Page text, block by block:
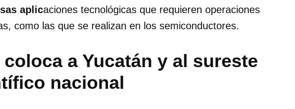
aplicaciones tecnológicas que requieren operaciones
como las que se realizan en los semiconductores.
a Yucatán y al sureste
nacional